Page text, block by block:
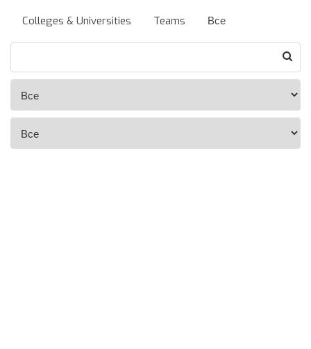
Colleges & Universities Teams Все